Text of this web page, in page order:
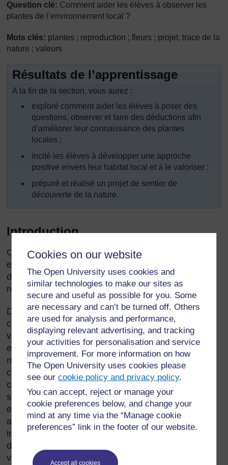
Cookies on our website
The Open University uses cookies and
similar technologies to make our sites as
secure and useful as possible for you. Some
are necessary and can’t be turned off. Others
are used for analysis and performance,
displaying relevant advertising, and tracking
your activities for personalisation and service
improvement. For more information on how
The Open University uses cookies please
see ourcookie policy and privacy policy.
You can accept, reject or manage your
cookie preferences below, and change your
mind at any time via the “Manage cookie
preferences” link in the footer of our website.
Accept all cookies
Question clé: Comment aider les élèves à observer les
plantes de l’environnement local ?
Mots clés: plantes ; reproduction ; fleurs ; projet, trace de la
nature ; valeurs
Résultats de l’apprentissage
A la fin de la section, vous aurez :
exploré comment aider les élèves à poser des
questions, observer et faire des déductions afin
d’améliorer leur connaissance des plantes
locales ;
incité les élèves à développer une approche
positive envers leur habitat local et à le valoriser ;
préparé et réalisé un projet de sentier de
découverte de la nature.
Introduction
Combien d’espèces de plantes poussent dans votre
environnement local ? Combien d’espèces
différentes vos élèves et vous connaissez-vous et
reconnaissez-vous ?
Dans cette section, à partir du niveau de
connaissance de vos élèves en matière de plantes,
vous vous efforcez de consolider leurs acquis avec
eux. C’est votre point de départ pour introduire de
nouvelles connaissances. Ces nouvelles
connaissances seront alors beaucoup plus
compréhensibles et logiques pour les élèves. Cette
section met l’accent sur des activités pratiques,
encourageant les élèves à explorer, observer avec
attention et étudier leur propre environnement. Elle
inclut également la préparation d’un sentier de
découverte de la nature avec vos élèves. Ce travail
va les aider à développer une attitude positive